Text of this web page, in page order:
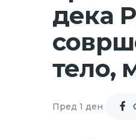
дека
тело,
Пред 1 ден